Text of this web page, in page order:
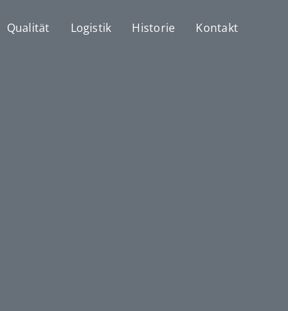
Qualität Logistik Historie Kontakt